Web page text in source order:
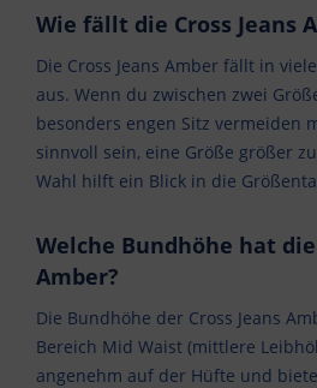
Wie fällt die Cross Jeans
Die Cross Jeans Amber fällt in
aus. Wenn du zwischen zwei
besonders engen Sitz vermeiden
sinnvoll sein, eine Größe größer
Wahl hilft ein Blick in die
Welche Bundhöhe hat die
Amber?
Die Bundhöhe der Cross Jeans
Bereich Mid Waist (mittlere
angenehm auf der Hüfte und